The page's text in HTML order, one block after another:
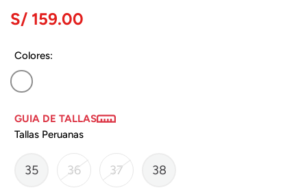
S/ 159.00
Colores:
GUIA DE TALLAS
Tallas Peruanas
35 36 37 38